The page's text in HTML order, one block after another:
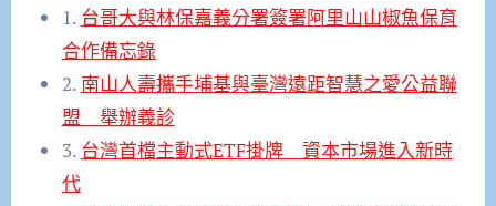
1. 台哥大與林保嘉義分署簽署阿里山山椒魚保育
合作備忘錄
2. 南山人壽攜手埔基與臺灣遠距智慧之愛公益聯
盟 舉辦義診
3. 台灣首檔主動式ETF掛牌 資本市場進入新時
代